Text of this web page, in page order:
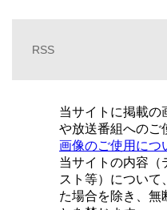
RSS
当サイトに掲載の
や放送番組へのご
画像のご使用につ
当サイトの内容（
スト等）について
た場合を除き、無